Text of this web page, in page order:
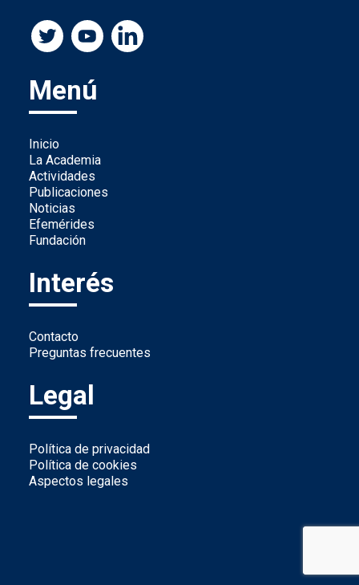
Menú
Inicio
La Academia
Actividades
Publicaciones
Noticias
Efemérides
Fundación
Interés
Contacto
Preguntas frecuentes
Legal
Política de privacidad
Política de cookies
Aspectos legales